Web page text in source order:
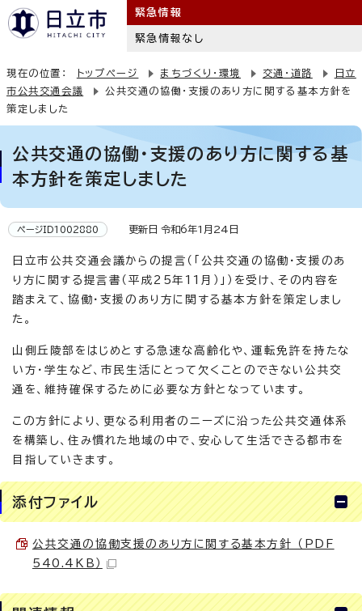
緊急情報
緊急情報なし
現在の位置： トップページ まちづくり・環境 交通・道路
日立
市公共交通会議
公共交通の協働・支援のあり方に関する基本方針を
策定しました
公共交通の協働・支援のあり方に関する基
本方針を策定しました
ページID1002880 更新日 令和6年1月24日
日立市公共交通会議からの提言（「公共交通の協働・支援のあ
り方に関する提言書（平成25年11月）」）を受け、その内容を
踏まえて、協働・支援のあり方に関する基本方針を策定しまし
た。
山側丘陵部をはじめとする急速な高齢化や、運転免許を持たな
い方・学生など、市民生活にとって欠くことのできない公共交
通を、維持確保するために必要な方針となっています。
この方針により、更なる利用者のニーズに沿った公共交通体系
を構築し、住み慣れた地域の中で、安心して生活できる都市を
目指していきます。
添付ファイル
公共交通の協働支援のあり方に関する基本方針 （PDF
540.4KB）